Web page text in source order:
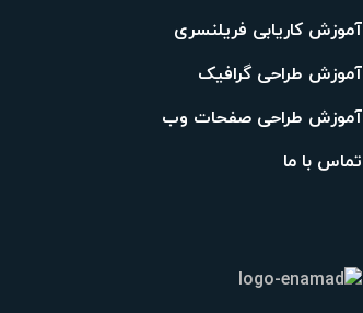
آموزش کاریابی فریلنسری
آموزش طراحی گرافیک
آموزش طراحی صفحات وب
تماس با ما